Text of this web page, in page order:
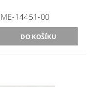
14451-00